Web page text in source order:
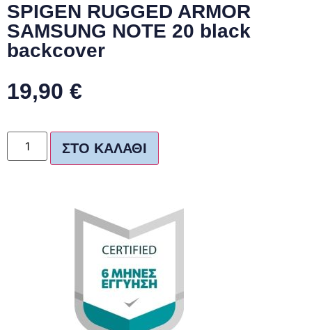
SPIGEN RUGGED ARMOR
SAMSUNG NOTE 20 black
backcover
19,90 €
ΣΤΟ ΚΑΛΆΘΙ